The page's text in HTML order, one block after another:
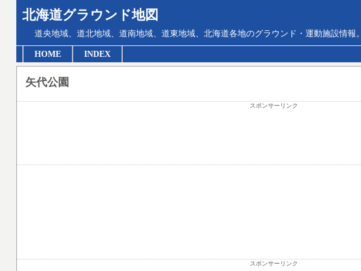
北海道グラウンド地図
道央地域、道北地域、道南地域、道東地域、北海道各地のグラウンド・運動施設情報。
HOME INDEX
矢代公園
スポンサーリンク
スポンサーリンク